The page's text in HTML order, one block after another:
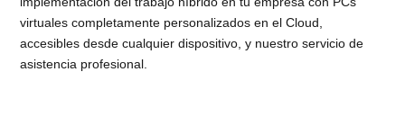
virtuales completamente personalizados en el Cloud,
accesibles desde cualquier dispositivo, y nuestro servicio de
asistencia profesional.